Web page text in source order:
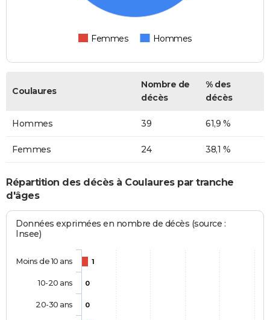
Femmes Hommes
Coulaures
Nombre de
décès
% des
décès
Hommes 39 61,9 %
Femmes 24 38,1 %
Répartition des décès à Coulaures par tranche
d'âges
Données exprimées en nombre de décès (source :
Insee)
1
0
0
Moins de 10 ans
10-20 ans
20-30 ans